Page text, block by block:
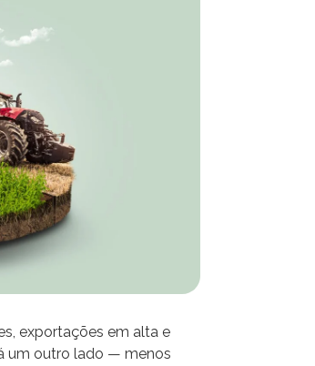
exportações em alta e
um outro lado — menos